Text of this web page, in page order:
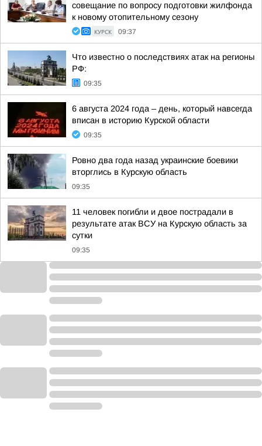
совещание по вопросу подготовки жилфонда
к новому отопительному сезону
КУРСК 09:37
Что известно о последствиях атак на регионы
РФ:
09:35
6 августа 2024 года – день, который навсегда
вписан в историю Курской области
09:35
Ровно два года назад украинские боевики
вторглись в Курскую область
09:35
11 человек погибли и двое пострадали в
результате атак ВСУ на Курскую область за
сутки
09:35